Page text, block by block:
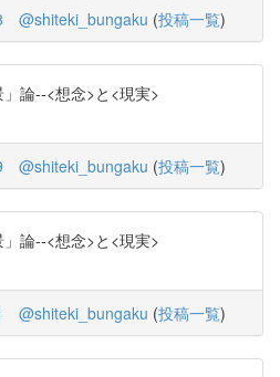
@shiteki_bungaku (投稿一覧)
論--<想念>と<現実>
@shiteki_bungaku (投稿一覧)
論--<想念>と<現実>
@shiteki_bungaku (投稿一覧)